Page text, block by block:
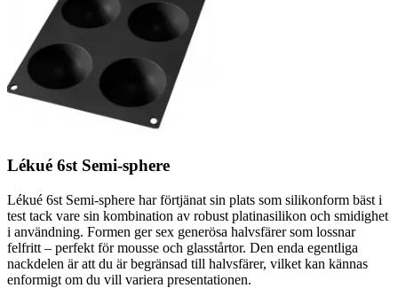
Lékué 6st Semi-sphere
Lékué 6st Semi-sphere har förtjänat sin plats som silikonform bäst i
test tack vare sin kombination av robust platinasilikon och smidighet
i användning. Formen ger sex generösa halvsfärer som lossnar
felfritt – perfekt för mousse och glasstårtor. Den enda egentliga
nackdelen är att du är begränsad till halvsfärer, vilket kan kännas
enformigt om du vill variera presentationen.